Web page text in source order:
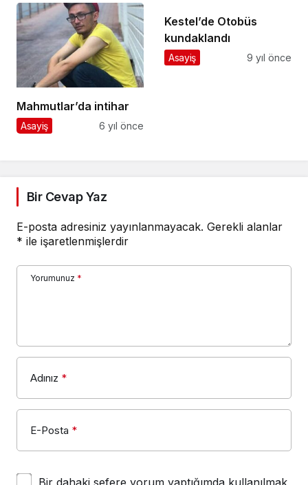
Mahmutlar’da intihar
Asayiş 6 yıl önce
Kestel’de Otobüs
kundaklandı
Asayiş 9 yıl önce
Bir Cevap Yaz
E-posta adresiniz yayınlanmayacak. Gerekli alanlar
* ile işaretlenmişlerdir
Yorumunuz *
Adınız *
E-Posta *